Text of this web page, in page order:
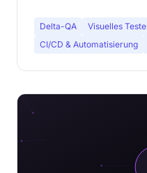
Delta-QA Visuelles
CI/CD & Automatisierung